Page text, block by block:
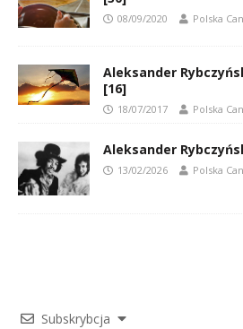
08/09/2020 Polska
Aleksander
[16]
18/07/2017 Polska
Aleksander
13/02/2026 Polska
Subskrybcja